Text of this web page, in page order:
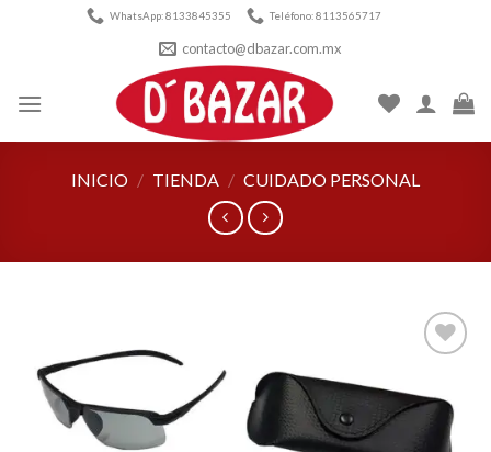
WhatsApp: 8133845355 Teléfono: 8113565717
contacto@dbazar.com.mx
INICIO / TIENDA / CUIDADO PERSONAL
a la
lista de
deseos